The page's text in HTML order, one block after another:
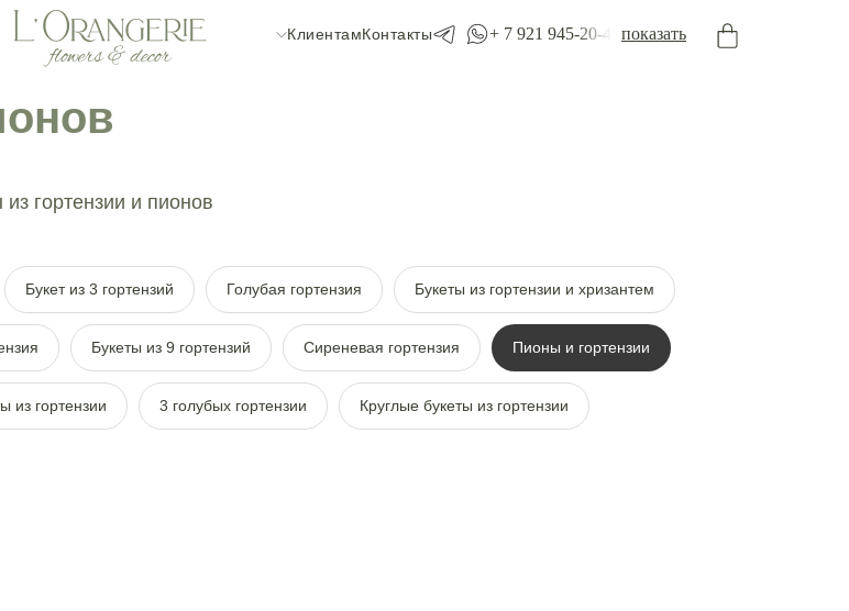
КлиентамКонтакты + 7 921 945-20-45 показать
из гортензии и пионов
Букет из 3 гортензий Голубая гортензия Букеты из гортензии и хризантем
Букеты из 9 гортензий Сиреневая гортензия Пионы и гортензии
из гортензии 3 голубых гортензии Круглые букеты из гортензии